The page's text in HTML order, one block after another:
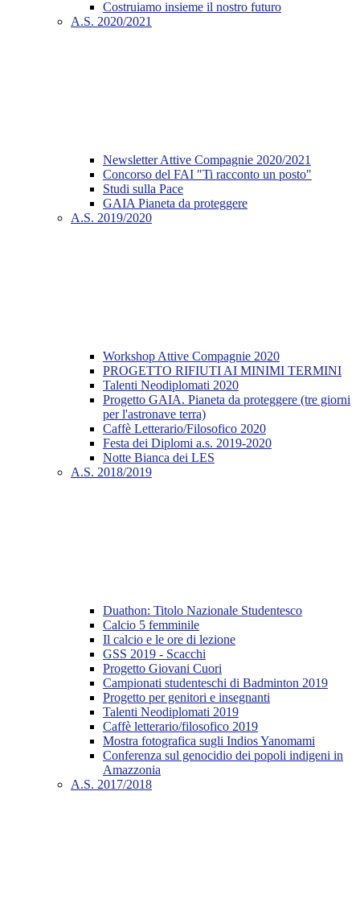
Costruiamo insieme il nostro futuro
A.S. 2020/2021
Newsletter Attive Compagnie 2020/2021
Concorso del FAI "Ti racconto un posto"
Studi sulla Pace
GAIA Pianeta da proteggere
A.S. 2019/2020
Workshop Attive Compagnie 2020
PROGETTO RIFIUTI AI MINIMI TERMINI
Talenti Neodiplomati 2020
Progetto GAIA. Pianeta da proteggere (tre giorni
per l'astronave terra)
Caffè Letterario/Filosofico 2020
Festa dei Diplomi a.s. 2019-2020
Notte Bianca dei LES
A.S. 2018/2019
Duathon: Titolo Nazionale Studentesco
Calcio 5 femminile
Il calcio e le ore di lezione
GSS 2019 - Scacchi
Progetto Giovani Cuori
Campionati studenteschi di Badminton 2019
Progetto per genitori e insegnanti
Talenti Neodiplomati 2019
Caffè letterario/filosofico 2019
Mostra fotografica sugli Indios Yanomami
Conferenza sul genocidio dei popoli indigeni in
Amazzonia
A.S. 2017/2018